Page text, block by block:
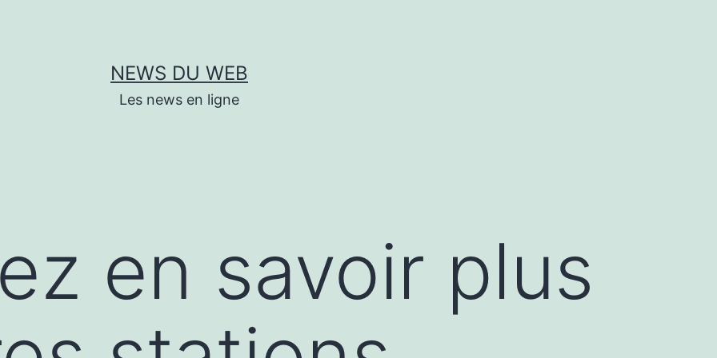
NEWS DU WEB
Les news en ligne
en savoir plus